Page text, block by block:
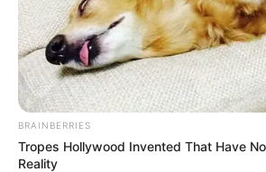
BRAINBERRIES
Tropes Hollywood Invented That Have
Reality